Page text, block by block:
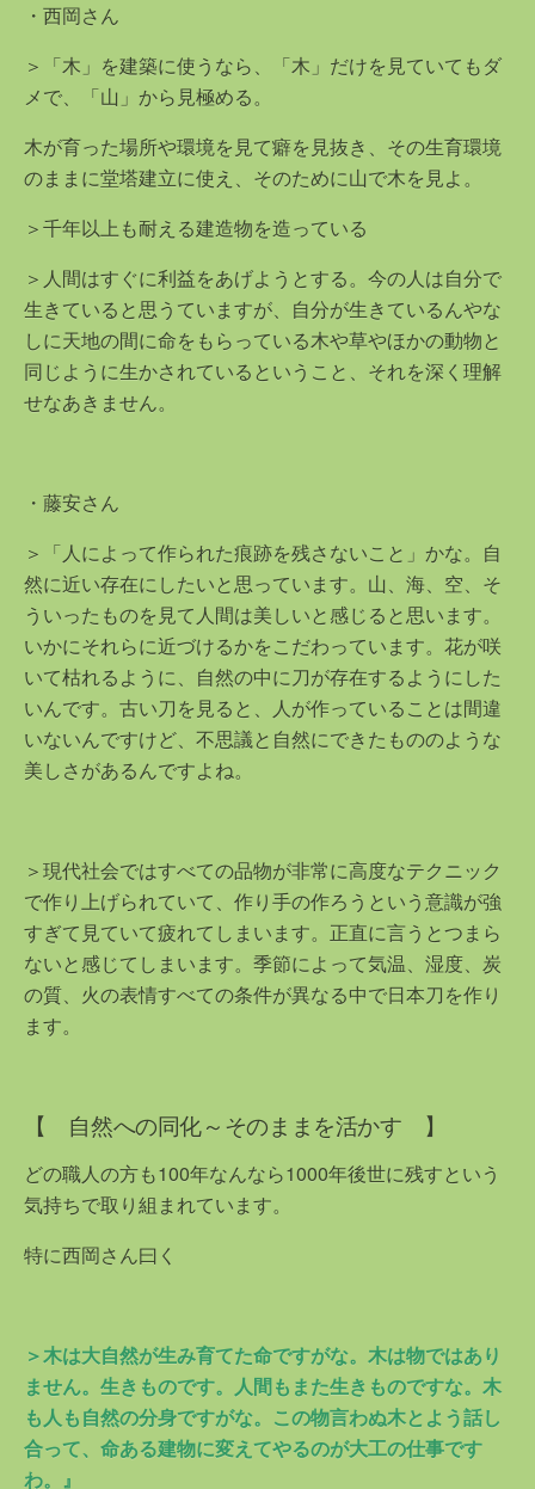
・西岡さん
＞「木」を建築に使うなら、「木」だけを見ていてもダ
メで、「山」から見極める。
木が育った場所や環境を見て癖を見抜き、その生育環境
のままに堂塔建立に使え、そのために山で木を見よ。
＞千年以上も耐える建造物を造っている
＞人間はすぐに利益をあげようとする。今の人は自分で
生きていると思うていますが、自分が生きているんやな
しに天地の間に命をもらっている木や草やほかの動物と
同じように生かされているということ、それを深く理解
せなあきません。
・藤安さん
＞「人によって作られた痕跡を残さないこと」かな。自
然に近い存在にしたいと思っています。山、海、空、そ
ういったものを見て人間は美しいと感じると思います。
いかにそれらに近づけるかをこだわっています。花が咲
いて枯れるように、自然の中に刀が存在するようにした
いんです。古い刀を見ると、人が作っていることは間違
いないんですけど、不思議と自然にできたもののような
美しさがあるんですよね。
＞現代社会ではすべての品物が非常に高度なテクニック
で作り上げられていて、作り手の作ろうという意識が強
すぎて見ていて疲れてしまいます。正直に言うとつまら
ないと感じてしまいます。季節によって気温、湿度、炭
の質、火の表情すべての条件が異なる中で日本刀を作り
ます。
【 自然への同化～そのままを活かす 】
どの職人の方も100年なんなら1000年後世に残すという
気持ちで取り組まれています。
特に西岡さん曰く
＞木は大自然が生み育てた命ですがな。木は物ではあり
ません。生きものです。人間もまた生きものですな。木
も人も自然の分身ですがな。この物言わぬ木とよう話し
合って、命ある建物に変えてやるのが大工の仕事です
わ。』